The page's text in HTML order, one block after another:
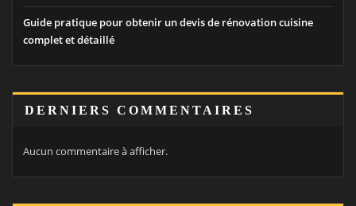
Guide pratique pour obtenir un devis de rénovation cuisine
complet et détaillé
DERNIERS COMMENTAIRES
Aucun commentaire à afficher.